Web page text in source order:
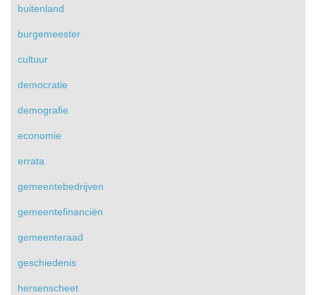
buitenland
burgemeester
cultuur
democratie
demografie
economie
errata
gemeentebedrijven
gemeentefinanciën
gemeenteraad
geschiedenis
hersenscheet